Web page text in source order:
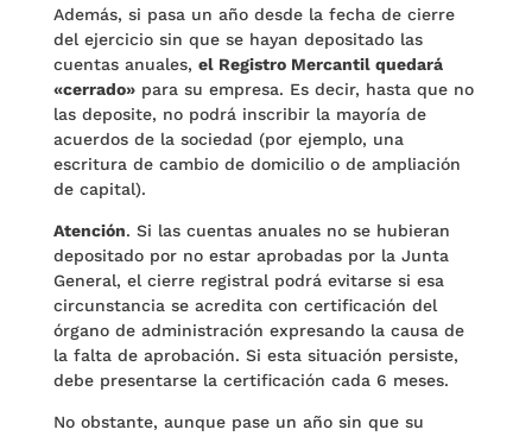
Además, si pasa un año desde la fecha de cierre
del ejercicio sin que se hayan depositado las
cuentas anuales, el Registro Mercantil quedará
«cerrado»para su empresa. Es decir, hasta que no
las deposite, no podrá inscribir la mayoría de
acuerdos de la sociedad (por ejemplo, una
escritura de cambio de domicilio o de ampliación
de capital).
Atención. Si las cuentas anuales no se hubieran
depositado por no estar aprobadas por la Junta
General, el cierre registral podrá evitarse si esa
circunstancia se acredita con certificación del
órgano de administración expresando la causa de
la falta de aprobación. Si esta situación persiste,
debe presentarse la certificación cada 6 meses.
No obstante, aunque pase un año sin que su